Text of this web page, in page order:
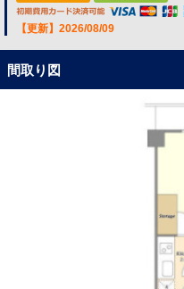
【更新】2026/08/09
間取り図